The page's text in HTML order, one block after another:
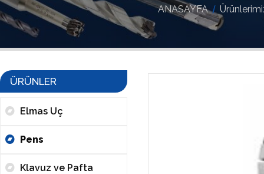
ANASAYFA
ÜRÜNLER
Elmas Uç
Pens
Klavuz ve Pafta